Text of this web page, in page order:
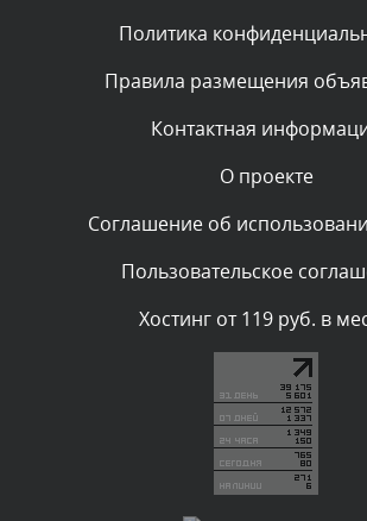
Комментарий проверяется
администратором.
Комментарий проверяется
администратором.
Комментарий проверяется
Текст комментария будет виден после
Комментарий проверяется
Текст комментария будет виден после
администратором.
Политика
Правила размещения
Контактная
О проекте
Соглашение об
Пользовательское
Хостинг от 119 руб. в